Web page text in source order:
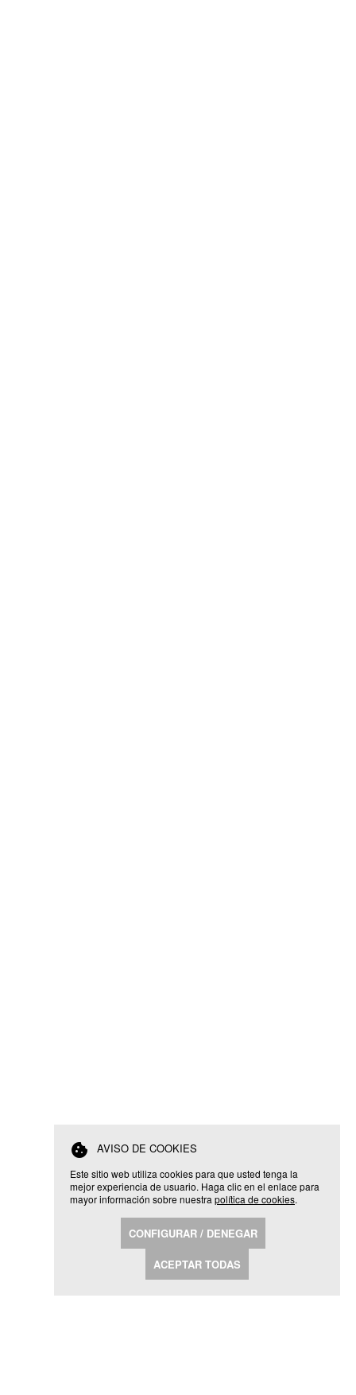
cookie AVISO DE COOKIES
Este sitio web utiliza cookies para que usted tenga la
mejor experiencia de usuario. Haga clic en el enlace para
mayor información sobre nuestra política de cookies.
CONFIGURAR / DENEGAR
ACEPTAR TODAS